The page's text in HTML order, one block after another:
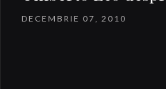
DECEMBRIE 07, 2010